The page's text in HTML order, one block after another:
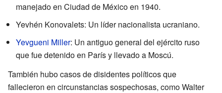
manejado en Ciudad de México en 1940.
Yevhén Konovalets: Un líder nacionalista ucraniano.
Yevgueni Miller: Un antiguo general del ejército ruso
que fue detenido en París y llevado a Moscú.
También hubo casos de disidentes políticos que
fallecieron en circunstancias sospechosas, como Walter